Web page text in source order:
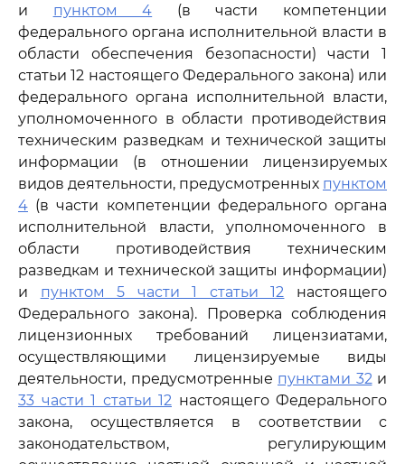
и пунктом 4 (в части компетенции
федерального органа исполнительной власти в
области обеспечения безопасности) части 1
статьи 12 настоящего Федерального закона) или
федерального органа исполнительной власти,
уполномоченного в области противодействия
техническим разведкам и технической защиты
информации (в отношении лицензируемых
видов деятельности, предусмотренных пунктом
4 (в части компетенции федерального органа
исполнительной власти, уполномоченного в
области противодействия техническим
разведкам и технической защиты информации)
и пунктом 5 части 1 статьи 12 настоящего
Федерального закона). Проверка соблюдения
лицензионных требований лицензиатами,
осуществляющими лицензируемые виды
деятельности, предусмотренные пунктами 32и
33 части 1 статьи 12 настоящего Федерального
закона, осуществляется в соответствии с
законодательством, регулирующим